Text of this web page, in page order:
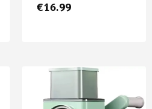
€16.99